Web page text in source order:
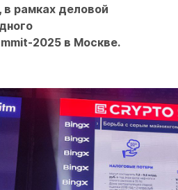
в рамках деловой
-2025 в Москве.